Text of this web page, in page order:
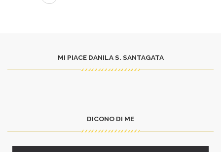
MI PIACE DANILA S. SANTAGATA
DICONO DI ME